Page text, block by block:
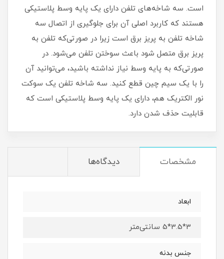
است. سه شاخه‌های تلفن دارای یک پایه وسط پلاستیکی
هستند که کاربرد اصلی آن برای جلوگیری از اتصال سه
شاخه تلفن به پریز برق است زیرا در صورتی‌که تلفن به
پریز برق متصل شود باعث سوختن تلفن می‌شود. در
صورتی‌که به پایه وسط نیاز نداشته باشید، می‌توانید آن
را با یک سیم چین قطع کنید. سه شاخه تلفن یک سوکت
نور الکتریک هم، دارای یک پایه وسط پلاستیکی است که
قابلیت حذف شدن دارد.
مشخصات دیدگاه‌ها
ابعاد
3*3.5*5 سانتی‌متر
جنس بدنه